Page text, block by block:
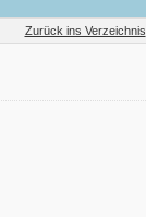
Zurück ins Verzeichnis